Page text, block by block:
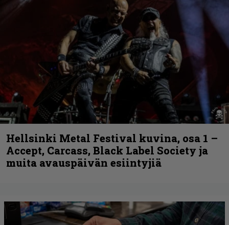
Hellsinki Metal Festival kuvina, osa 1 –
Accept, Carcass, Black Label Society ja
muita avauspäivän esiintyjiä